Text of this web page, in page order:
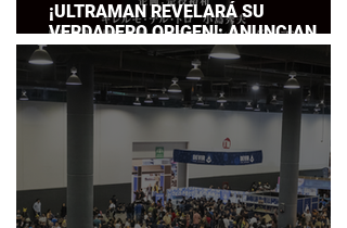
¡ULTRAMAN REVELARÁ SU
VERDADERO ORIGEN!: ANUNCIAN
DOCUMENTAL POR EL 60
ANIVERSARIO DE LA FRANQUICIA